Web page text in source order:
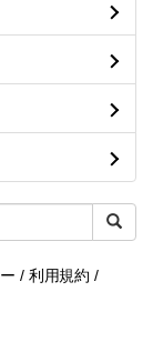
/ 利用規約 /